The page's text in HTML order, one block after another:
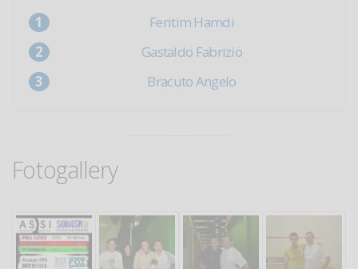
Feritim Hamdi
Gastaldo Fabrizio
Bracuto Angelo
Fotogallery